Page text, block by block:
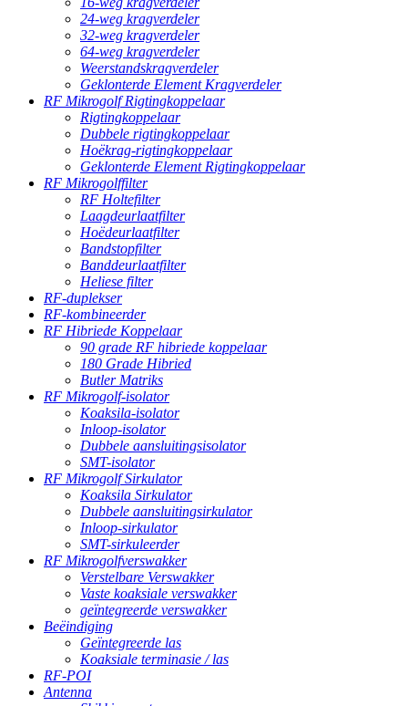
24-weg kragverdeler
32-weg kragverdeler
64-weg kragverdeler
Weerstandskragverdeler
Geklonterde Element Kragverdeler
RF Mikrogolf Rigtingkoppelaar
Rigtingkoppelaar
Dubbele rigtingkoppelaar
Hoëkrag-rigtingkoppelaar
Geklonterde Element Rigtingkoppelaar
RF Mikrogolffilter
RF Holtefilter
Laagdeurlaatfilter
Hoëdeurlaatfilter
Bandstopfilter
Banddeurlaatfilter
Heliese filter
RF-duplekser
RF-kombineerder
RF Hibriede Koppelaar
90 grade RF hibriede koppelaar
180 Grade Hibried
Butler Matriks
RF Mikrogolf-isolator
Koaksila-isolator
Inloop-isolator
Dubbele aansluitingsisolator
SMT-isolator
RF Mikrogolf Sirkulator
Koaksila Sirkulator
Dubbele aansluitingsirkulator
Inloop-sirkulator
SMT-sirkuleerder
RF Mikrogolfverswakker
Verstelbare Verswakker
Vaste koaksiale verswakker
geïntegreerde verswakker
Beëindiging
Geïntegreerde las
Koaksiale terminasie / las
RF-POI
Antenna